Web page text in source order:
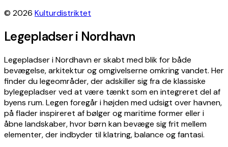
© 2026 Kulturdistriktet
Legepladser i Nordhavn
Legepladser i Nordhavn er skabt med blik for både
bevægelse, arkitektur og omgivelserne omkring vandet. Her
finder du legeområder, der adskiller sig fra de klassiske
bylegepladser ved at være tænkt som en integreret del af
byens rum. Legen foregår i højden med udsigt over havnen,
på flader inspireret af bølger og maritime former eller i
åbne landskaber, hvor børn kan bevæge sig frit mellem
elementer, der indbyder til klatring, balance og fantasi.